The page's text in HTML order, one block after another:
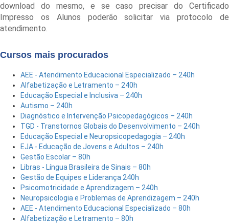
download do mesmo, e se caso precisar do Certificado
Impresso os Alunos poderão solicitar via protocolo de
atendimento.
Cursos mais procurados
AEE - Atendimento Educacional Especializado – 240h
Alfabetização e Letramento – 240h
Educação Especial e Inclusiva – 240h
Autismo – 240h
Diagnóstico e Intervenção Psicopedagógicos – 240h
TGD - Transtornos Globais do Desenvolvimento – 240h
Educação Especial e Neuropsicopedagogia – 240h
EJA - Educação de Jovens e Adultos – 240h
Gestão Escolar – 80h
Libras - Língua Brasileira de Sinais – 80h
Gestão de Equipes e Liderança 240h
Psicomotricidade e Aprendizagem – 240h
Neuropsicologia e Problemas de Aprendizagem – 240h
AEE - Atendimento Educacional Especializado – 80h
Alfabetização e Letramento – 80h